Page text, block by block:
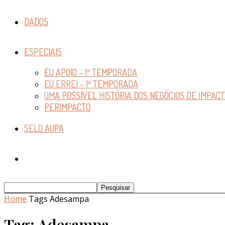
DADOS
ESPECIAIS
EU APOIO – 1ª TEMPORADA
EU ERREI – 1ª TEMPORADA
UMA POSSÍVEL HISTÓRIA DOS NEGÓCIOS DE
PERIMPACTO
SELO AUPA
Home Tags Adesampa